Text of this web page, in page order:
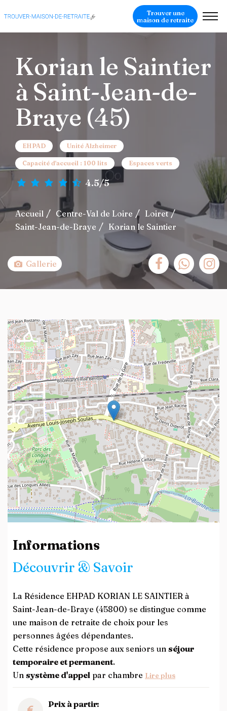
Trouver une
maison de retraite
Korian le Saintier
à Saint-Jean-de-
Braye (45)
EHPAD Unité Alzheimer
Capacité d'accueil : 100 lits Espaces verts
4.5/5
Accueil Centre-Val de Loire
Loiret
Saint-Jean-de-Braye
Korian le Saintier
Gallerie
+
−
Leaflet| ©OpenStreetMapcontributors
Informations
Découvrir & Savoir
La Résidence EHPAD KORIAN LE SAINTIER à
Saint-Jean-de-Braye (45800) se distingue comme
une maison de retraite de choix pour les
personnes âgées dépendantes.
Cette résidence propose aux seniors un séjour
temporaire et permanent.
Un système d'appel par chambre Lire plus
Prix à partir: